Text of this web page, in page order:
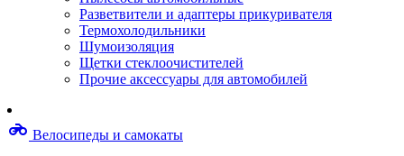
Степлерные скобы, скрепки
Термопленки
Термоузлы/печки/тэны
Тормозные площадки
Узлы/комплекты переноса изображений
Шлейфы
Разветвители и адаптеры прикуривателя
Термохолодильники
Шумоизоляция
Щетки стеклоочистителей
Прочие аксессуары для автомобилей
motorcycle Велосипеды и самокаты